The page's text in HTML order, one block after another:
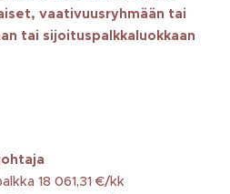
vaativuusryhmään tai
tai sijoituspalkkaluokkaan
18 061,31 €/kk